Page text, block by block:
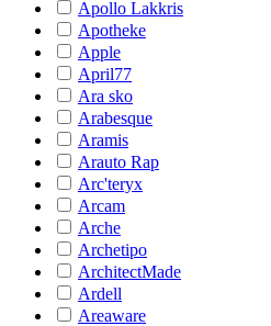
Apollo Lakkris
Apotheke
Apple
April77
Ara sko
Arabesque
Aramis
Arauto Rap
Arc'teryx
Arcam
Arche
Archetipo
ArchitectMade
Ardell
Areaware